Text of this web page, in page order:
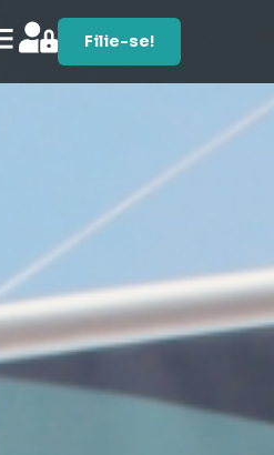
Filie-se!